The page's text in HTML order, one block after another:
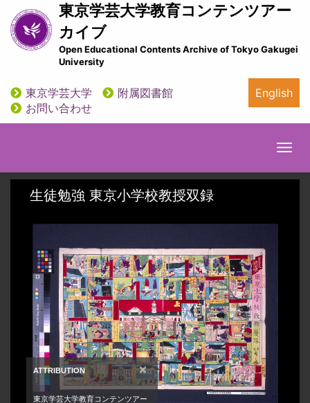
イ
ン
ン
ツ
東京学芸大学教育コンテンツアー
カイブ
Open Educational Contents Archive of Tokyo Gakugei
University
utility
東京学芸大学
附属図書館
お問い合わせ
English